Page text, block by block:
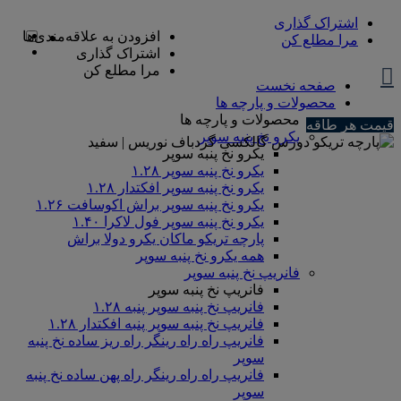
اشتراک گذاری
مرا مطلع کن
صفحه نخست
محصولات و پارچه ها
محصولات و پارچه ها
یکرو نخ پنبه سوپر
یکرو نخ پنبه سوپر
یکرو نخ پنبه سوپر ۱.۲۸
یکرو نخ پنبه سوپر افکتدار ۱.۲۸
یکرو نخ پنبه سوپر براش اکوسافت ۱.۲۶
یکرو نخ پنبه سوپر فول لاکرا ۱.۴۰
پارچه تریکو ماکان یکرو دولا براش
همه یکرو نخ پنبه سوپر
فانریپ نخ پنبه سوپر
فانریپ نخ پنبه سوپر
فانریپ نخ پنبه سوپر پنبه ۱.۲۸
فانریپ نخ پنبه سوپر پنبه افکتدار ۱.۲۸
فانریپ راه راه رینگر راه ریز ساده نخ پنبه
سوپر
فانریپ راه راه رینگر راه پهن ساده نخ پنبه
سوپر
قیمت هر طاقه
افزودن به علاقه‌مندی‌ها
اشتراک گذاری
مرا مطلع کن